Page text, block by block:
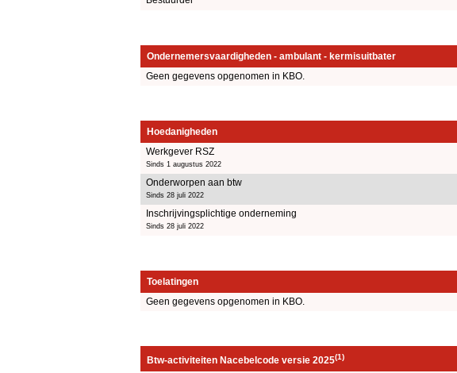
Ondernemersvaardigheden - ambulant - kermisuitbater
Geen gegevens opgenomen in KBO.
Hoedanigheden
Werkgever RSZ
Sinds 1 augustus 2022
Onderworpen aan btw
Sinds 28 juli 2022
Inschrijvingsplichtige onderneming
Sinds 28 juli 2022
Toelatingen
Geen gegevens opgenomen in KBO.
Btw-activiteiten Nacebelcode versie 2025(1)